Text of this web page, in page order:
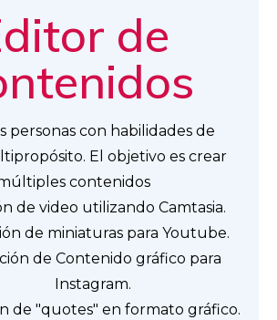
de
personas con habilidades de
El objetivo es crear
contenidos
de video utilizando Camtasia.
de miniaturas para Youtube.
de Contenido gráfico para
Instagram.
de "quotes" en formato gráfico.